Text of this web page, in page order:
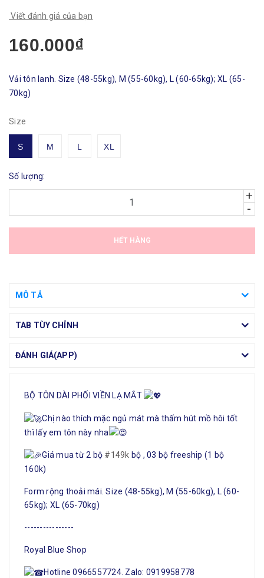
Viết đánh giá của bạn
160.000₫
Vải tôn lanh. Size (48-55kg), M (55-60kg), L (60-65kg); XL (65-
70kg)
Size
S M L XL
Số lượng:
+
-
HẾT HÀNG
MÔ TẢ
TAB TÙY CHỈNH
ĐÁNH GIÁ(APP)
BỘ TÔN DÀI PHỐI VIỀN LẠ MẮT
Chị nào thích mặc ngủ mát mà thấm hút mồ hôi tốt
thì lấy em tôn này nha
Giá mua từ 2 bộ #149k bộ , 03 bộ freeship (1 bộ
160k)
Form rộng thoải mái. Size (48-55kg), M (55-60kg), L (60-
65kg); XL (65-70kg)
----------------
Royal Blue Shop
Hotline 0966557724. Zalo: 0919958778